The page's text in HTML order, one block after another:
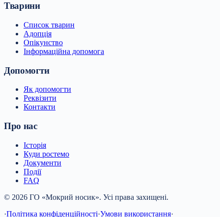
Тварини
Список тварин
Адопція
Опікунство
Інформаційна допомога
Допомогти
Як допомогти
Реквізити
Контакти
Про нас
Історія
Куди ростемо
Документи
Події
FAQ
© 2026 ГО «Мокрий носик». Усі права захищені.
·Політика конфіденційності·Умови використання·